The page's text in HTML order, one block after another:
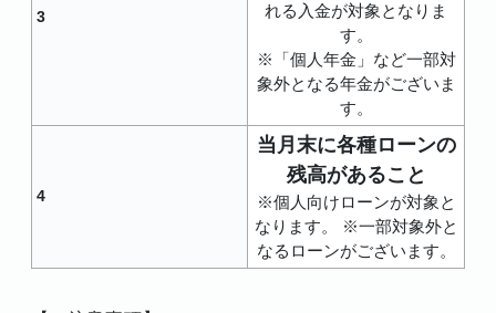
3
れる入金が対象となりま
す。
※「個人年金」など一部対
象外となる年金がございま
す。
4
当月末に各種ローンの
残高があること
※個人向けローンが対象と
なります。 ※一部対象外と
なるローンがございます。